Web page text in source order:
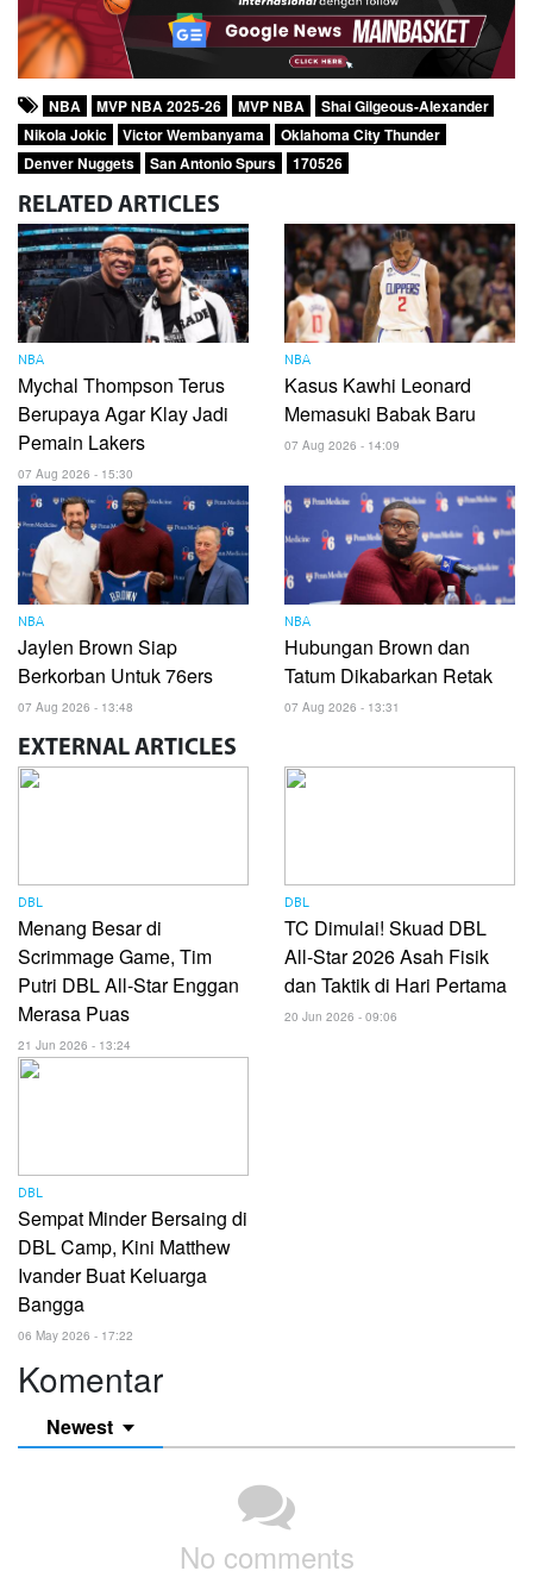
NBA MVP NBA 2025-26 MVP NBA
Shai Gilgeous-Alexander
Nikola Jokic
Victor Wembanyama
Oklahoma City Thunder
Denver Nuggets
San Antonio Spurs 170526
RELATED ARTICLES
NBA
Mychal Thompson Terus
Berupaya Agar Klay Jadi
Pemain Lakers
07 Aug 2026 - 15:30
NBA
Kasus Kawhi Leonard
Memasuki Babak Baru
07 Aug 2026 - 14:09
NBA
Jaylen Brown Siap
Berkorban Untuk 76ers
07 Aug 2026 - 13:48
NBA
Hubungan Brown dan
Tatum Dikabarkan Retak
07 Aug 2026 - 13:31
EXTERNAL ARTICLES
DBL
Menang Besar di
Scrimmage Game, Tim
Putri DBL All-Star Enggan
Merasa Puas
21 Jun 2026 - 13:24
DBL
TC Dimulai! Skuad DBL
All-Star 2026 Asah Fisik
dan Taktik di Hari Pertama
20 Jun 2026 - 09:06
DBL
Sempat Minder Bersaing di
DBL Camp, Kini Matthew
Ivander Buat Keluarga
Bangga
06 May 2026 - 17:22
Komentar
Newest
No comments